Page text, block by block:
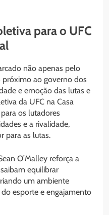
para o UFC
não apenas pelo
próximo ao governo dos
e emoção das lutas e
da UFC na Casa
os lutadores
e a rivalidade,
para as lutas.
O’Malley reforça a
equilibrar
um ambiente
esporte e engajamento